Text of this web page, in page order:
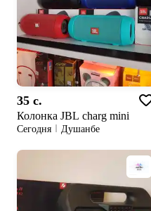
35 c.
Колонка JBL charg mini
Сегодня Душанбе